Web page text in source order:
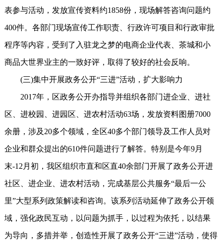
表参与活动，发放宣传资料约1858份，现场解答咨询问题约
400件。各部门现场宣传工作职责、行政许可项目和行政审批
程序等内容，受到了入驻龙之梦的电商企业代表、茶城和小
商品大世界业主的一致好评，取得了较好的社会反响。
(三)集中开展政务公开“三进”活动，扩大影响力
2017年，区政务公开办指导并组织各部门进企业、进社
区、进校园、进园区、进农村活动63场，发放资料图册7000
余册，涉及20多个领域，全区40多个部门领导及工作人员对
企业和群众提出的610件问题进行了解答。特别是今年9月
末-12月初，我区组织市直和区直40余部门开展了政务公开进
社区、进企业、进农村活动，完成基层公共服务“最后一公
里”大型系列政策解读和咨询。该系列活动延伸了政务公开领
域，强化政民互动，以问题为抓手，以过程为依托，以结果
为导向，多措并举，创造性开展了政务公开“三进”活动，使得